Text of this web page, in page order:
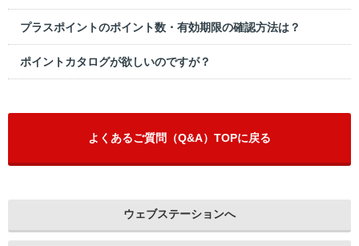
プラスポイントのポイント数・有効期限の確認方法は？
ポイントカタログが欲しいのですが？
よくあるご質問（Q&A）TOPに戻る
ウェブステーションへ